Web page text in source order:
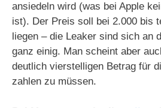
ansiedeln wird (was bei Apple
ist). Der Preis soll bei 2.000 bis
liegen – die Leaker sind sich an
ganz einig. Man scheint aber
deutlich vierstelligen Betrag für
zahlen zu müssen.